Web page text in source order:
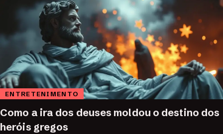
ENTRETENIMENTO
Como a ira dos deuses moldou o destino dos
heróis gregos